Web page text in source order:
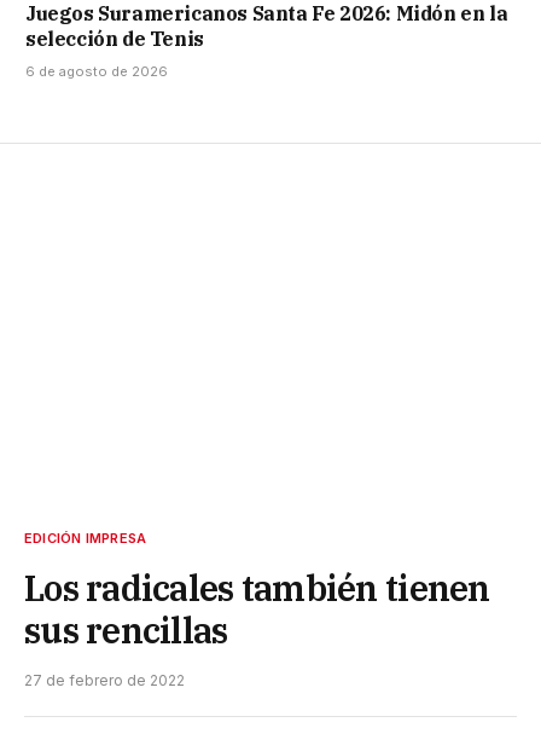
Juegos Suramericanos Santa Fe 2026: Midón en la
selección de Tenis
6 de agosto de 2026
EDICIÓN IMPRESA
Los radicales también tienen
sus rencillas
27 de febrero de 2022